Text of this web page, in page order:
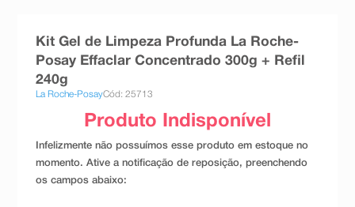
Kit Gel de Limpeza Profunda La Roche-
Posay Effaclar Concentrado 300g + Refil
240g
La Roche-PosayCód: 25713
esmalte
10ºabsorvente